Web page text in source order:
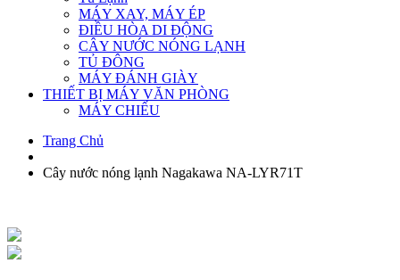
MÁY XAY, MÁY ÉP
ĐIỀU HÒA DI ĐỘNG
CÂY NƯỚC NÓNG LẠNH
TỦ ĐÔNG
MÁY ĐÁNH GIÀY
THIẾT BỊ MÁY VĂN PHÒNG
MÁY CHIẾU
Trang Chủ
Cây nước nóng lạnh Nagakawa NA-LYR71T